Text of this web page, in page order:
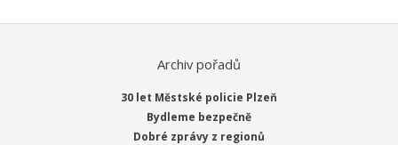
Archiv pořadů
30 let Městské policie Plzeň
Bydleme bezpečně
Dobré zprávy z regionů